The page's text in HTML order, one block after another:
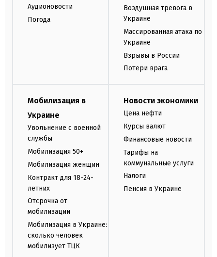
Аудионовости
Погода
Воздушная тревога в
Украине
Массированная атака по
Украине
Взрывы в России
Потери врага
Мобилизация в
Украине
Увольнение с военной
службы
Мобилизация 50+
Мобилизация женщин
Контракт для 18-24-
летних
Отсрочка от
мобилизации
Мобилизация в Украине:
сколько человек
мобилизует ТЦК
Новости экономики
Цена нефти
Курсы валют
Финансовые новости
Тарифы на
коммунальные услуги
Налоги
Пенсия в Украине